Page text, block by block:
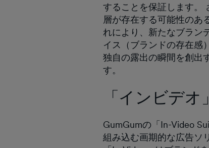
することを保証します。
層が存在する可能性のあ
れにより、新たなブラン
イス（ブランドの存在感
独自の露出の瞬間を創出
す。
「インビデ
GumGumの「In-Video
組み込む画期的な広告ソ